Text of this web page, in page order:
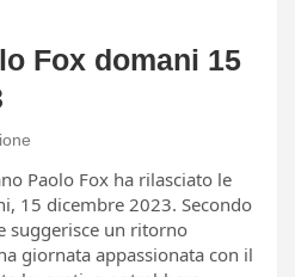
Fox domani 15
Paolo Fox ha rilasciato le
15 dicembre 2023. Secondo
suggerisce un ritorno
giornata appassionata con il